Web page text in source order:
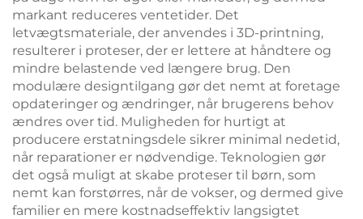
markant reduceres ventetider. Det
letvægtsmateriale, der anvendes i 3D-printning,
resulterer i proteser, der er lettere at håndtere og
mindre belastende ved længere brug. Den
modulære designtilgang gør det nemt at foretage
opdateringer og ændringer, når brugerens behov
ændres over tid. Muligheden for hurtigt at
producere erstatningsdele sikrer minimal nedetid,
når reparationer er nødvendige. Teknologien gør
det også muligt at skabe proteser til børn, som
nemt kan forstørres, når de vokser, og dermed give
familier en mere kostnadseffektiv langsigtet